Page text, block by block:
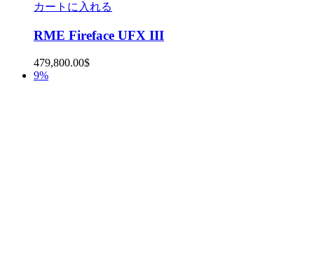
カートに入れる
RME Fireface UFX III
479,800.00$
9%